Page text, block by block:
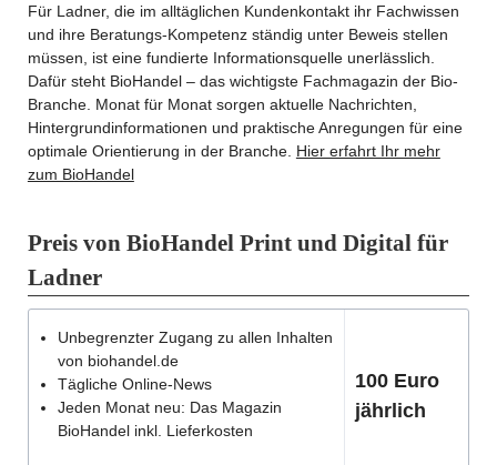
Für Ladner, die im alltäglichen Kundenkontakt ihr Fachwissen
und ihre Beratungs-Kompetenz ständig unter Beweis stellen
müssen, ist eine fundierte Informationsquelle unerlässlich.
Dafür steht BioHandel – das wichtigste Fachmagazin der Bio-
Branche. Monat für Monat sorgen aktuelle Nachrichten,
Hintergrundinformationen und praktische Anregungen für eine
optimale Orientierung in der Branche. Hier erfahrt Ihr mehr
zum BioHandel
Preis von BioHandel Print und Digital für
Ladner
Unbegrenzter Zugang zu allen Inhalten
von biohandel.de
Tägliche Online-News
Jeden Monat neu: Das Magazin
BioHandel inkl. Lieferkosten
100 Euro
jährlich